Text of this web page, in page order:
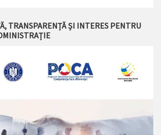
TRANSPARENȚĂ ȘI INTERES PENTRU